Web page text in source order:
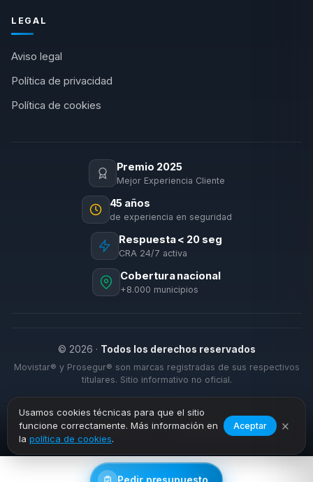
Usamos cookies técnicas para que el sitio
funcione correctamente. Más información en
la política de cookies.
Aceptar ×
LEGAL
Aviso legal
Política de privacidad
Política de cookies
Premio 2025
Mejor Experiencia Cliente
45 años
de experiencia en seguridad
Respuesta < 20 seg
CRA 24/7 activa
Cobertura nacional
+8.000 municipios
© 2026 · Todos los derechos reservados
Movistar® y Prosegur® son marcas registradas de sus respectivos
titulares. Sitio informativo no oficial.
Inicio › Alarmas Hogar › Jerez de la Frontera